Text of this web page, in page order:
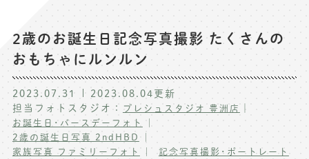
卒業袴･卒業写真撮影
入園入学･卒園卒業記念撮影
ハーフ成人式･10歳の祝い記念撮影
家族写真･記念写真撮影
ペット写真撮影
記念撮影コラム
よくある質問
写真商品一覧
2歳のお誕生日記念写真撮影 たくさんの
おもちゃにルンルン
2023.07.31 2023.08.04更新
担当フォトスタジオ： プレシュスタジオ 豊洲店 ｜
お誕生日･バースデーフォト
2歳の誕生日写真 2ndHBD
家族写真 ファミリーフォト
記念写真撮影･ポートレート